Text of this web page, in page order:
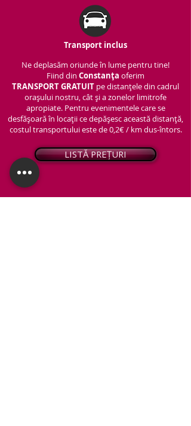
Transport inclus
Ne deplasăm oriunde în lume pentru tine!
Fiind din Constanța oferim
TRANSPORTGRATUIT pe distanțele din cadrul
orașului nostru, cât și a zonelor limitrofe
apropiate. Pentru evenimentele care se
desfășoară în locații ce depășesc această distanță,
costul transportului este de 0,2€ / km dus-întors.
LISTĂ PREȚURI
© 2026 - Snap PhotoBooth